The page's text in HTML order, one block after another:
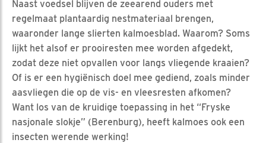
Naast voedsel blijven de zeearend ouders met
regelmaat plantaardig nestmateriaal brengen,
waaronder lange slierten kalmoesblad. Waarom? Soms
lijkt het alsof er prooiresten mee worden afgedekt,
zodat deze niet opvallen voor langs vliegende kraaien?
Of is er een hygiënisch doel mee gediend, zoals minder
aasvliegen die op de vis- en vleesresten afkomen?
Want los van de kruidige toepassing in het “Fryske
nasjonale slokje” (Berenburg), heeft kalmoes ook een
insecten werende werking!